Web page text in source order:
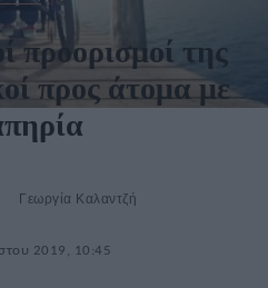
προορισμοί της
προς άτομα με
Γεωργία Καλαντζή
2019, 10:45